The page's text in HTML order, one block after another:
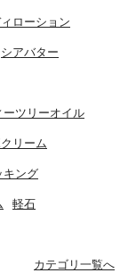
ローション
シアバター
ーツリーオイル
リーム
キング
軽石
カテゴリ一覧へ